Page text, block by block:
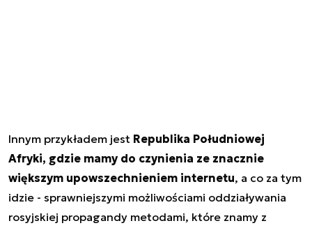
Innym przykładem jest Republika Południowej
Afryki, gdzie mamy do czynienia ze znacznie
większym upowszechnieniem internetu, a co za tym
idzie - sprawniejszymi możliwościami oddziaływania
rosyjskiej propagandy metodami, które znamy z